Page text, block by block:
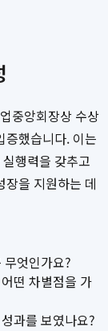
중앙회장상 수상
증했습니다. 이는
행력을 갖추고
장을 지원하는 데
엇인가요?
떤 차별점을 가
과를 보였나요?